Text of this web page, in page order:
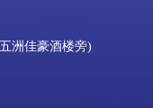
洲佳豪酒楼旁)